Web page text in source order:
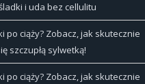
i uda bez cellulitu
po ciąży? Zobacz, jak skutecznie
szczupłą sylwetką!
po ciąży? Zobacz, jak skutecznie